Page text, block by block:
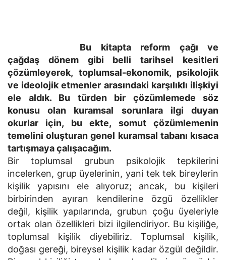
Bu kitapta reform çağı ve
çağdaş dönem gibi belli tarihsel kesitleri
çözümleyerek, toplumsal-ekonomik, psikolojik
ve ideolojik etmenler arasındaki karşılıklı ilişkiyi
ele aldık. Bu türden bir çözümlemede söz
konusu olan kuramsal sorunlara ilgi duyan
okurlar için, bu ekte, somut çözümlemenin
temelini oluşturan genel kuramsal tabanı kısaca
tartışmaya çalışacağım.
Bir toplumsal grubun psikolojik tepkilerini
incelerken, grup üyelerinin, yani tek tek bireylerin
kişilik yapısını ele alıyoruz; ancak, bu kişileri
birbirinden ayıran kendilerine özgü özellikler
değil, kişilik yapılarında, grubun çoğu üyeleriyle
ortak olan özellikleri bizi ilgilendiriyor. Bu kişiliğe,
toplumsal kişilik diyebiliriz. Toplumsal kişilik,
doğası gereği, bireysel kişilik kadar özgül değildir.